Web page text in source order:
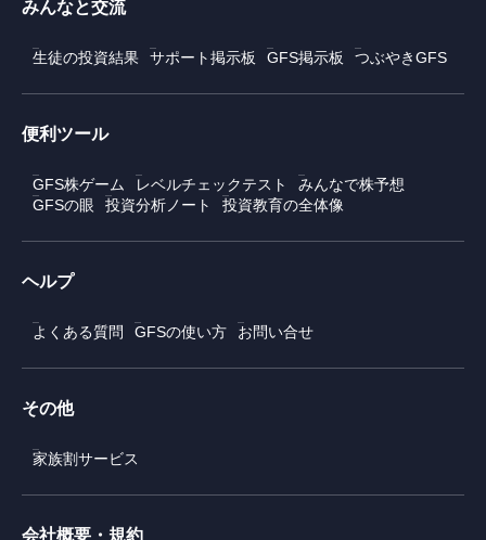
みんなと交流
生徒の投資結果 サポート掲示板 GFS掲示板 つぶやきGFS
便利ツール
GFS株ゲーム レベルチェックテスト
みんなで株予想
GFSの眼
投資分析ノート 投資教育の全体像
ヘルプ
よくある質問 GFSの使い方 お問い合せ
その他
家族割サービス
会社概要・規約